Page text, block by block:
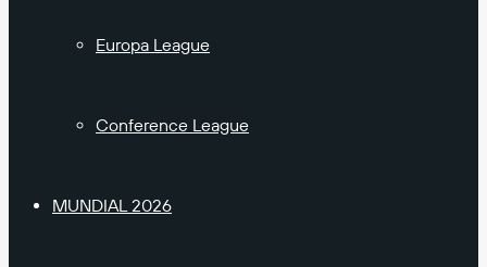
Europa League
Conference League
MUNDIAL 2026